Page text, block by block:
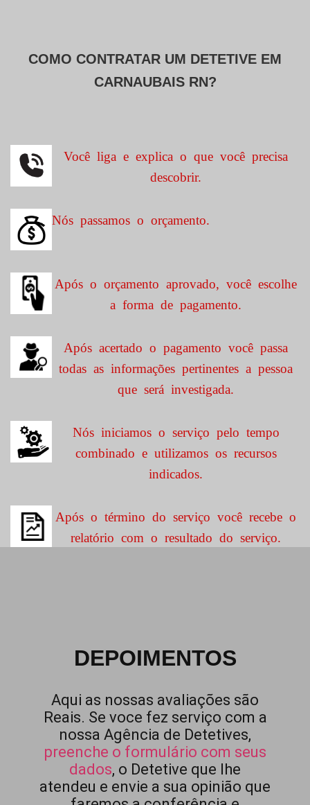
COMO CONTRATAR UM DETETIVE EM
CARNAUBAIS RN?
Você liga e explica o que você precisa
descobrir.
Nós passamos o orçamento.
Após o orçamento aprovado, você escolhe
a forma de pagamento.
Após acertado o pagamento você passa
todas as informações pertinentes a pessoa
que será investigada.
Nós iniciamos o serviço pelo tempo
combinado e utilizamos os recursos
indicados.
Após o término do serviço você recebe o
relatório com o resultado do serviço.
DEPOIMENTOS
Aqui as nossas avaliações são
Reais. Se voce fez serviço com a
nossa Agência de Detetives,
preenche o formulário com seus
dados, o Detetive que lhe
atendeu e envie a sua opinião que